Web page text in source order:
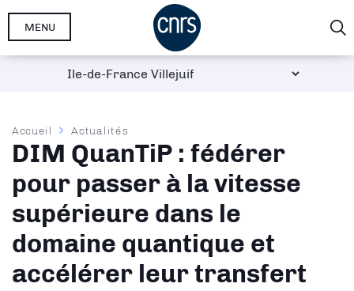
Aller
MENU
Fil
d'Ariane
Accueil Actualités
DIM QuanTiP : fédérer
pour passer à la vitesse
supérieure dans le
domaine quantique et
accélérer leur transfert